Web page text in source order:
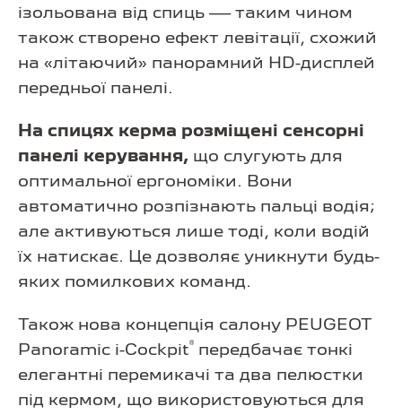
ізольована від спиць — таким чином
також створено ефект левітації, схожий
на «літаючий» панорамний HD-дисплей
передньої панелі.
На спицях керма розміщені сенсорні
панелі керування, що слугують для
оптимальної ергономіки. Вони
автоматично розпізнають пальці водія;
але активуються лише тоді, коли водій
їх натискає. Це дозволяє уникнути будь-
яких помилкових команд.
Також нова концепція салону PEUGEOT
Panoramic i-Cockpit® передбачає тонкі
елегантні перемикачі та два пелюстки
під кермом, що використовуються для